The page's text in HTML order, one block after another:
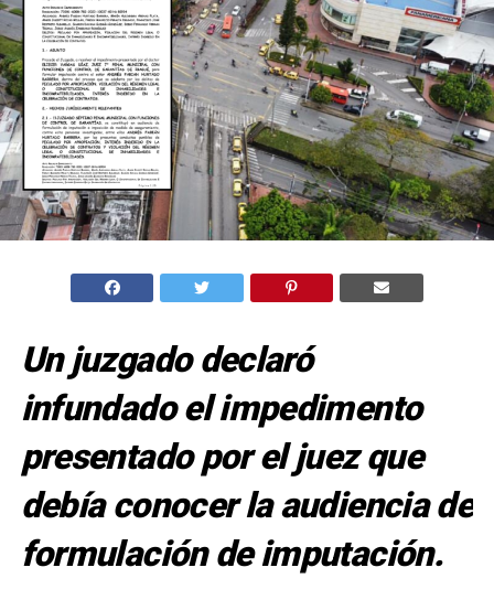
Un juzgado declaró
infundado el impedimento
presentado por el juez que
debía conocer la audiencia de
formulación de imputación.